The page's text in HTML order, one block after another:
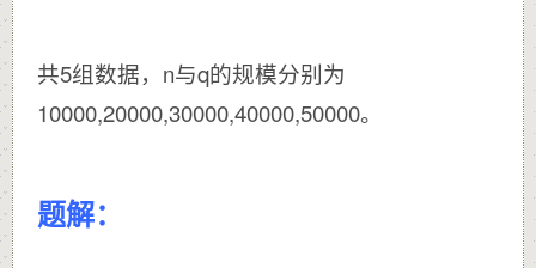
共5组数据，n与q的规模分别为
10000,20000,30000,40000,50000。
题解：